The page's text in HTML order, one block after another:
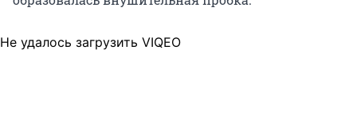
Не удалось загрузить VIQEO